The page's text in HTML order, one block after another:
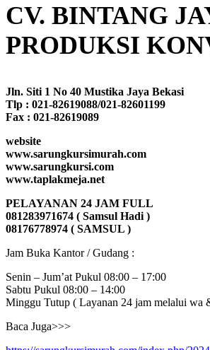
CV. BINTANG
PRODUKSI
Jln. Siti 1 No 40 Mustika Jaya Bekasi
Tlp : 021-82619088/021-82601199
Fax : 021-82619089
website
www.sarungkursimurah.com
www.sarungkursi.com
www.taplakmeja.net
PELAYANAN 24 JAM FULL
081283971674 ( Samsul Hadi )
08176778974 ( SAMSUL )
Jam Buka Kantor / Gudang :
Senin – Jum’at Pukul 08:00 – 17:00
Sabtu Pukul 08:00 – 14:00
Minggu Tutup ( Layanan 24 jam melalui wa
Baca Juga>>>